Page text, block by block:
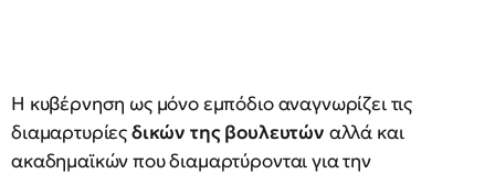
Η κυβέρνηση ως μόνο εμπόδιο αναγνωρίζει τις
διαμαρτυρίεςδικών της βουλευτών αλλά και
ακαδημαϊκών που διαμαρτύρονται για την